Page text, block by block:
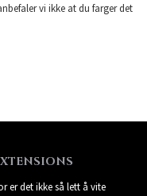
vi ikke at du farger det
er det ikke så lett å vite